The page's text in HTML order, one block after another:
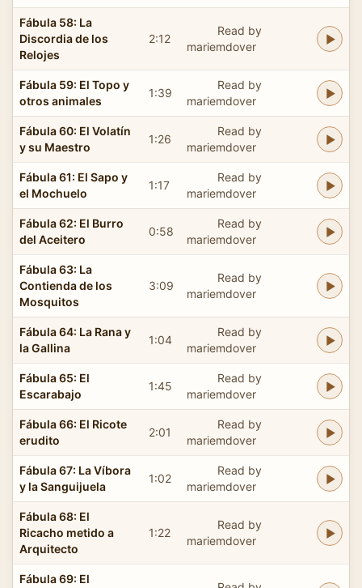
Fábula 58: La
Discordia de los
Relojes
2:12
Read by
mariemdover
Fábula 59: El Topo y
otros animales
1:39
Read by
mariemdover
Fábula 60: El Volatín
y su Maestro
1:26
Read by
mariemdover
Fábula 61: El Sapo y
el Mochuelo
1:17
Read by
mariemdover
Fábula 62: El Burro
del Aceitero
0:58
Read by
mariemdover
Fábula 63: La
Contienda de los
Mosquitos
3:09
Read by
mariemdover
Fábula 64: La Rana y
la Gallina
1:04
Read by
mariemdover
Fábula 65: El
Escarabajo
1:45
Read by
mariemdover
Fábula 66: El Ricote
erudito
2:01
Read by
mariemdover
Fábula 67: La Víbora
y la Sanguijuela
1:02
Read by
mariemdover
Fábula 68: El
Ricacho metido a
Arquitecto
1:22
Read by
mariemdover
Fábula 69: El